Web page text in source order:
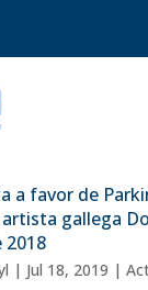
a favor de
gallega
2018
| Jul 18, 2019 |